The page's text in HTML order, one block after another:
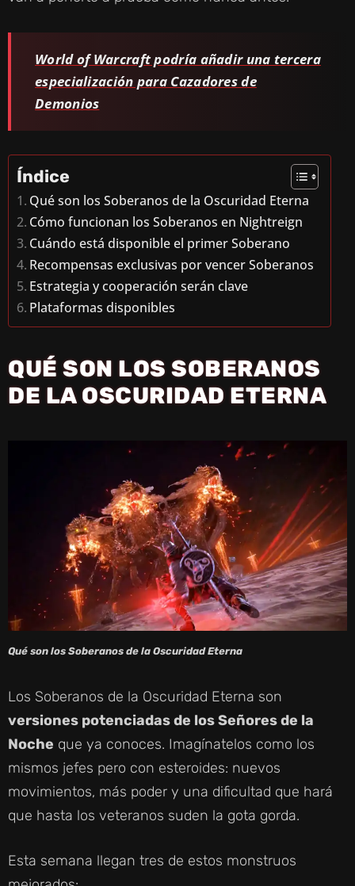
World of Warcraft podría añadir una tercera
especialización para Cazadores de
Demonios
Índice
Qué son los Soberanos de la Oscuridad Eterna
Cómo funcionan los Soberanos en Nightreign
Cuándo está disponible el primer Soberano
Recompensas exclusivas por vencer Soberanos
Estrategia y cooperación serán clave
Plataformas disponibles
QUÉ SON LOS SOBERANOS
DE LA OSCURIDAD ETERNA
Qué son los Soberanos de la Oscuridad Eterna
Los Soberanos de la Oscuridad Eterna son
versiones potenciadas de los Señores de la
Noche que ya conoces. Imagínatelos como los
mismos jefes pero con esteroides: nuevos
movimientos, más poder y una dificultad que hará
que hasta los veteranos suden la gota gorda.
Esta semana llegan tres de estos monstruos